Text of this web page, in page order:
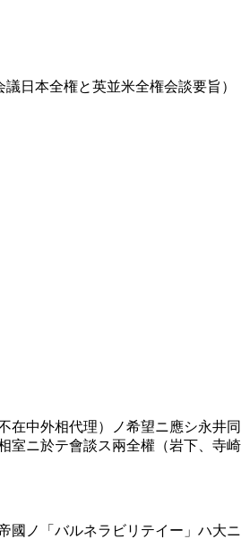
日本全権と英並米全権会談要旨）
中外相代理）ノ希望ニ應シ永
ニ於テ會談ス兩全權（岩下、
國ノ「バルネラビリテイー」ハ